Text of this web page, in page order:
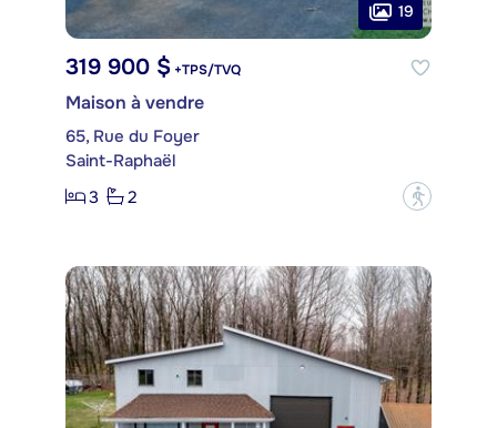
19
319 900 $ +TPS/TVQ
Maison à vendre
65, Rue du Foyer
Saint-Raphaël
3
2 ?